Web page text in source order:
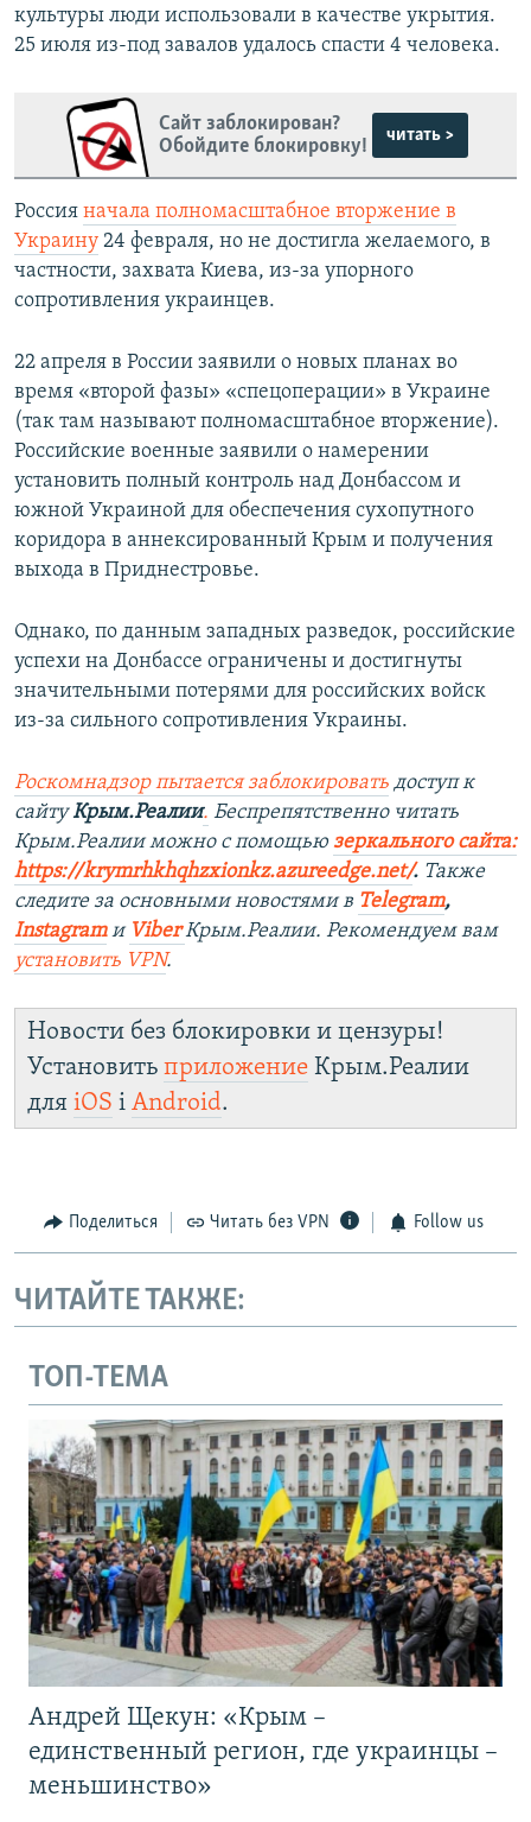
культуры люди использовали в качестве укрытия.
25 июля из-под завалов удалось спасти 4 человека.
Сайт заблокирован?
Обойдите блокировку!
читать >
Россия начала полномасштабное вторжение в
Украину 24 февраля, но не достигла желаемого, в
частности, захвата Киева, из-за упорного
сопротивления украинцев.
22 апреля в России заявили о новых планах во
время «второй фазы» «спецоперации» в Украине
(так там называют полномасштабное вторжение).
Российские военные заявили о намерении
установить полный контроль над Донбассом и
южной Украиной для обеспечения сухопутного
коридора в аннексированный Крым и получения
выхода в Приднестровье.
Однако, по данным западных разведок, российские
успехи на Донбассе ограничены и достигнуты
значительными потерями для российских войск
из-за сильного сопротивления Украины.
Роскомнадзор пытается заблокировать доступ к
сайтуКрым.Реалии. Беспрепятственно читать
Крым.Реалии можно с помощью зеркального сайта:
https://krymrhkhqhzxionkz.azureedge.net/. Также
следите за основными новостями в Telegram,
Instagramи ViberКрым.Реалии. Рекомендуем вам
установить VPN.
Новости без блокировки и цензуры!
Установить приложение Крым.Реалии
для iOS і Android.
Поделиться Читать без VPN Follow us
ЧИТАЙТЕ ТАКЖЕ:
ТОП-ТЕМА
Андрей Щекун: «Крым –
единственный регион, где украинцы –
меньшинство»